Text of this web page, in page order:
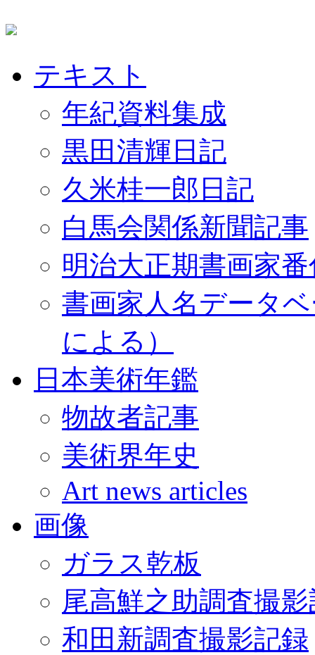
テキスト
年紀資料集成
黒田清輝日記
久米桂一郎日記
白馬会関係新聞記事
明治大正期書画家
書画家人名データ
による）
日本美術年鑑
物故者記事
美術界年史
Art news articles
画像
ガラス乾板
尾高鮮之助調査撮
和田新調査撮影記録